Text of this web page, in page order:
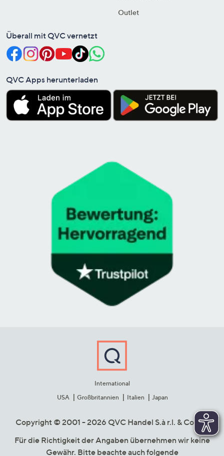
Outlet
Überall mit QVC vernetzt
QVC Apps herunterladen
International
USA
Großbritannien Italien Japan
Copyright © 2001 - 2026 QVC Handel S.à r.l. & Co. KG
Für die Richtigkeit der Angaben übernehmen wir keine
Gewähr. Bitte beachte auch folgende